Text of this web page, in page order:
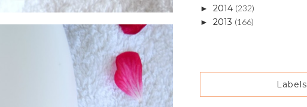
► 2014 (232)
► 2013 (166)
Labels